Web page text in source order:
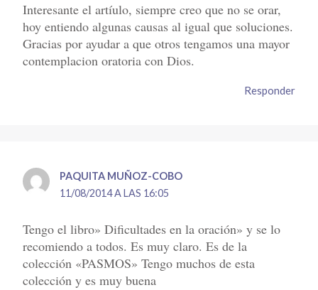
Interesante el artíulo, siempre creo que no se orar,
hoy entiendo algunas causas al igual que soluciones.
Gracias por ayudar a que otros tengamos una mayor
contemplacion oratoria con Dios.
Responder
PAQUITA MUÑOZ-COBO
11/08/2014 A LAS 16:05
Tengo el libro» Dificultades en la oración» y se lo
recomiendo a todos. Es muy claro. Es de la
colección «PASMOS» Tengo muchos de esta
colección y es muy buena